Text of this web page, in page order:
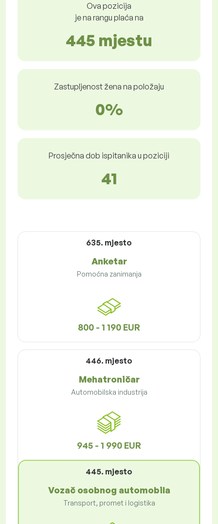
Ova pozicija
je na rangu plaća na
445 mjestu
Zastupljenost žena na položaju
0%
Prosječna dob ispitanika u poziciji
41
635. mjesto
Anketar
Pomoćna zanimanja
800 - 1 190 EUR
446. mjesto
Mehatroničar
Automobilska industrija
945 - 1 990 EUR
445. mjesto
Vozač osobnog automobila
Transport, promet i logistika